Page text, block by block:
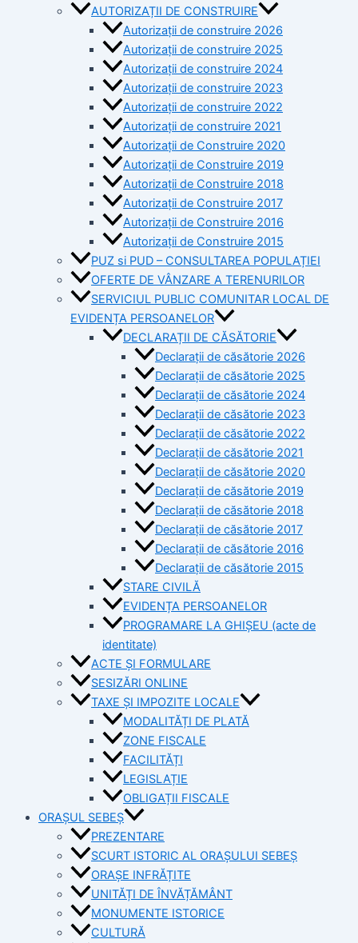
AUTORIZAȚII DE CONSTRUIRE
Autorizații de construire 2026
Autorizații de construire 2025
Autorizații de construire 2024
Autorizații de construire 2023
Autorizații de construire 2022
Autorizații de construire 2021
Autorizații de Construire 2020
Autorizații de Construire 2019
Autorizaţii de Construire 2018
Autorizaţii de Construire 2017
Autorizaţii de Construire 2016
Autorizaţii de Construire 2015
PUZ si PUD – CONSULTAREA POPULAȚIEI
OFERTE DE VÂNZARE A TERENURILOR
SERVICIUL PUBLIC COMUNITAR LOCAL DE
EVIDENȚA PERSOANELOR
DECLARAȚII DE CĂSĂTORIE
Declarații de căsătorie 2026
Declarații de căsătorie 2025
Declarații de căsătorie 2024
Declarații de căsătorie 2023
Declarații de căsătorie 2022
Declarații de căsătorie 2021
Declarații de căsătorie 2020
Declarații de căsătorie 2019
Declarații de căsătorie 2018
Declarații de căsătorie 2017
Declarații de căsătorie 2016
Declarații de căsătorie 2015
STARE CIVILĂ
EVIDENȚA PERSOANELOR
PROGRAMARE LA GHIȘEU (acte de
identitate)
ACTE ȘI FORMULARE
SESIZĂRI ONLINE
TAXE ȘI IMPOZITE LOCALE
MODALITĂȚI DE PLATĂ
ZONE FISCALE
FACILITĂȚI
LEGISLAȚIE
OBLIGAȚII FISCALE
ORAȘUL SEBEȘ
PREZENTARE
SCURT ISTORIC AL ORAȘULUI SEBEȘ
ORAȘE INFRĂȚITE
UNITĂȚI DE ÎNVĂȚĂMÂNT
MONUMENTE ISTORICE
CULTURĂ